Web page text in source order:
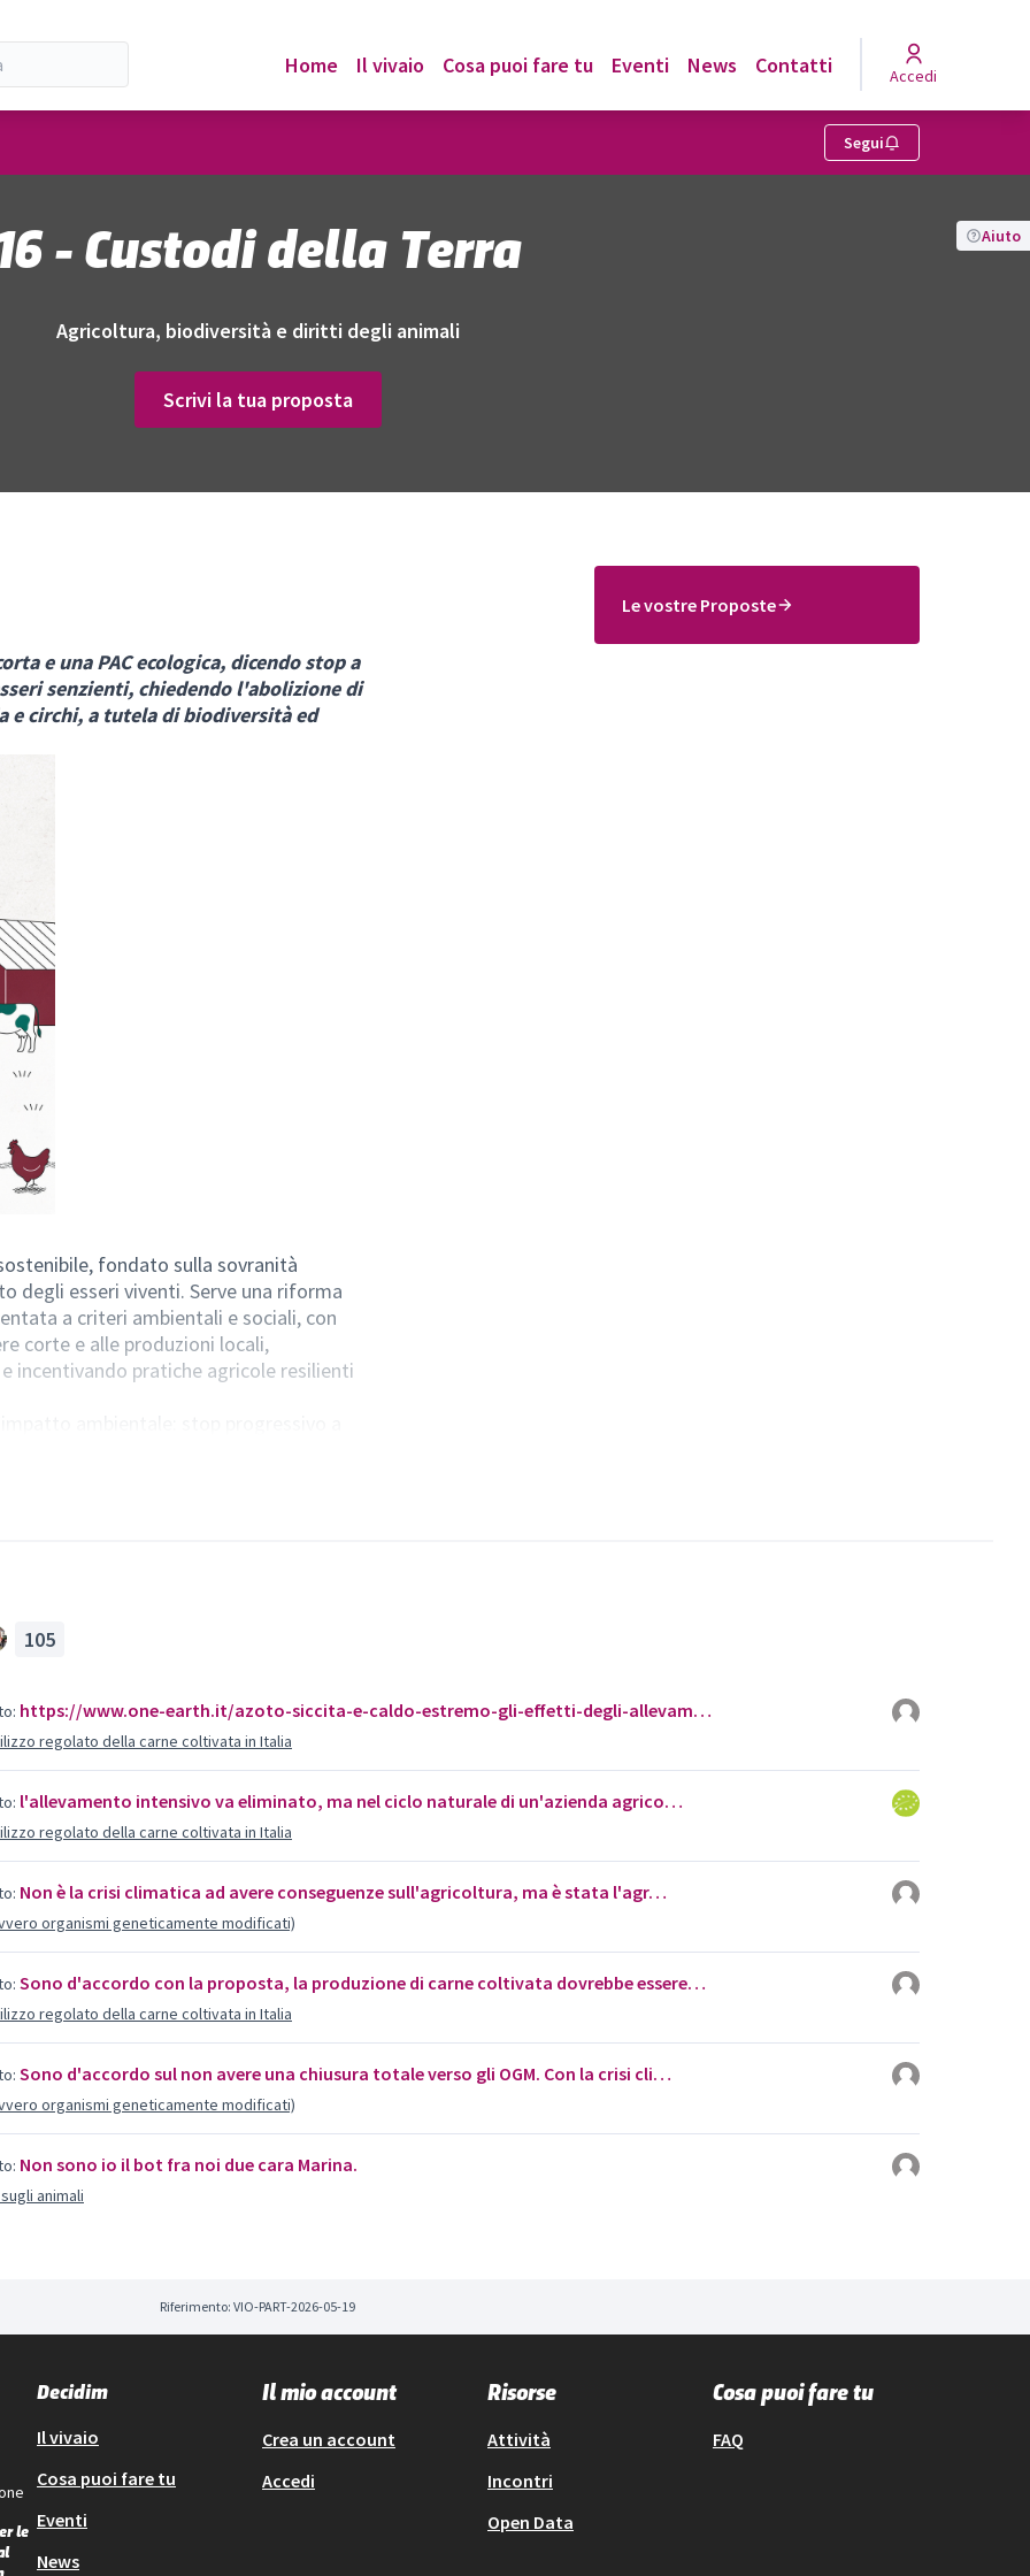
Home Il vivaio Cosa puoi fare tu Eventi News Contatti Accedi
Segui
Aiuto
- Custodi della Terra
Agricoltura, biodiversità e diritti degli animali
Scrivi la tua proposta
e una PAC ecologica, dicendo stop a
senzienti, chiedendo l'abolizione di
e circhi, a tutela di biodiversità ed
fondato sulla sovranità
degli esseri viventi. Serve una riforma
a criteri ambientali e sociali, con
corte e alle produzioni locali,
incentivando pratiche agricole resilienti
eliminazione del polistirolo, promozione
giuridico come esseri senzienti,
industriale intensivo, stop alla
e selvatici, contrastare il
caccia, circhi e commercio illegale,
tra esseri umani, natura e animali.
Le vostre Proposte
105
https://www.one-earth.it/azoto-siccita-e-caldo-estremo-gli-effetti-degli-allevam…
regolato della carne coltivata in Italia
l'allevamento intensivo va eliminato, ma nel ciclo naturale di un'azienda agrico…
regolato della carne coltivata in Italia
Non è la crisi climatica ad avere conseguenze sull'agricoltura, ma è stata l'agr…
organismi geneticamente modificati)
Sono d'accordo con la proposta, la produzione di carne coltivata dovrebbe essere…
regolato della carne coltivata in Italia
Sono d'accordo sul non avere una chiusura totale verso gli OGM. Con la crisi cli…
organismi geneticamente modificati)
Non sono io il bot fra noi due cara Marina.
animali
Riferimento: VIO-PART-2026-05-19
le
Decidim
Il vivaio
Cosa puoi fare tu
Eventi
News
Il mio account
Crea un account
Accedi
Risorse
Attività
Incontri
Open Data
Cosa puoi fare tu
FAQ